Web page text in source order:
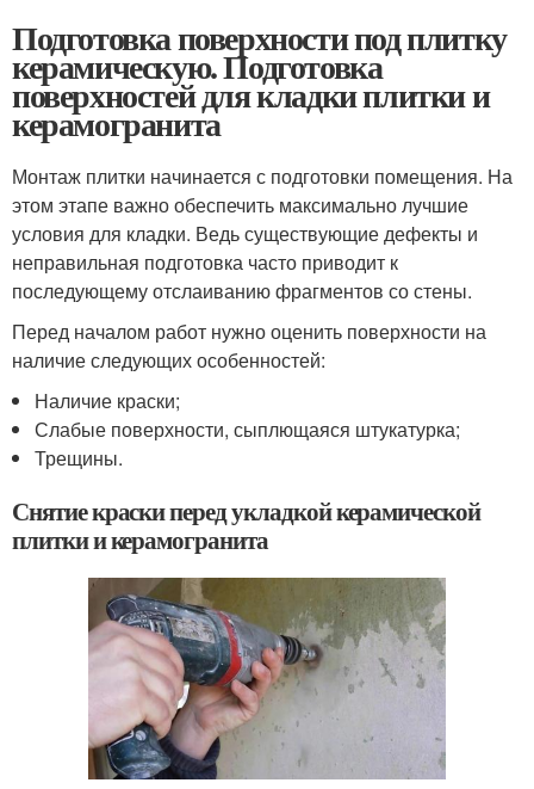
Подготовка поверхности под плитку
керамическую. Подготовка
поверхностей для кладки плитки и
керамогранита
Монтаж плитки начинается с подготовки помещения. На
этом этапе важно обеспечить максимально лучшие
условия для кладки. Ведь существующие дефекты и
неправильная подготовка часто приводит к
последующему отслаиванию фрагментов со стены.
Перед началом работ нужно оценить поверхности на
наличие следующих особенностей:
Наличие краски;
Слабые поверхности, сыплющаяся штукатурка;
Трещины.
Снятие краски перед укладкой керамической
плитки и керамогранита